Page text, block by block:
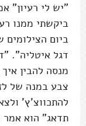
"יש לי רעיון"
ביקשתי ממנו
ביום הצילומים
דגל איטליה".
מנסה להבין
צבע במנה של
להתכווצ'ץ'
תדאג" הוא אמר